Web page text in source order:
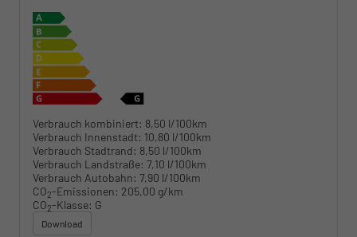
Verbrauch kombiniert: 8,50 l/100km
Verbrauch Innenstadt: 10,80 l/100km
Verbrauch Stadtrand: 8,50 l/100km
Verbrauch Landstraße: 7,10 l/100km
Verbrauch Autobahn: 7,90 l/100km
CO2-Emissionen: 205,00 g/km
CO2-Klasse: G
Download